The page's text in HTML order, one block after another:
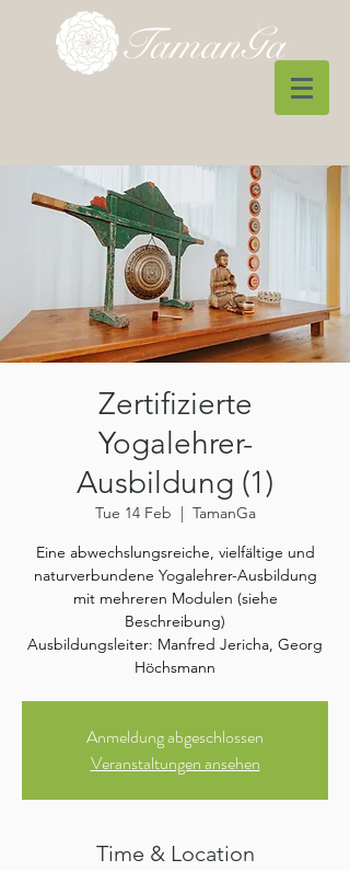
Zertifizierte
Yogalehrer-
Ausbildung (1)
Tue 14 Feb
  |
TamanGa
Eine abwechslungsreiche, vielfältige und
naturverbundene Yogalehrer-Ausbildung
mit mehreren Modulen (siehe
Beschreibung)
Ausbildungsleiter: Manfred Jericha, Georg
Höchsmann
Anmeldung abgeschlossen
Veranstaltungen ansehen
Time & Location